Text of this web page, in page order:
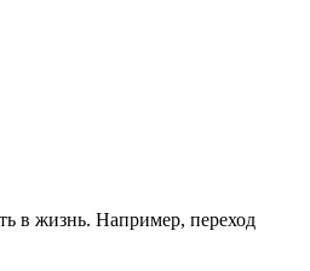
в жизнь. Например, переход